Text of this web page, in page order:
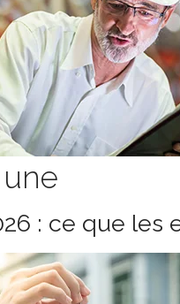
: ce que les